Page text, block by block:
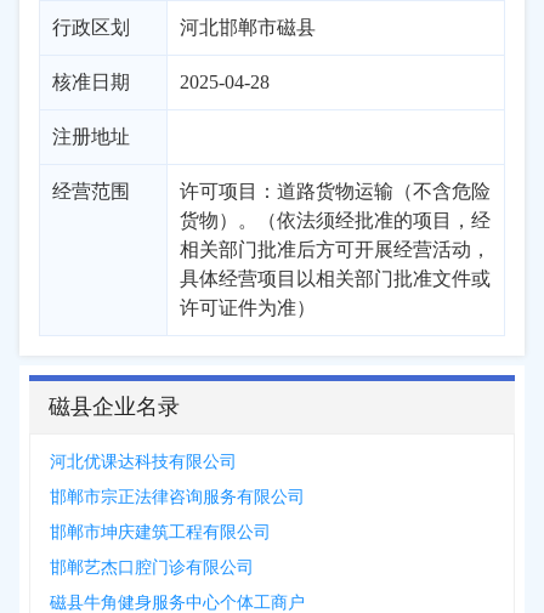
行政区划 河北邯郸市磁县
核准日期 2025-04-28
注册地址
经营范围
许可项目：道路货物运输（不含危险
货物）。（依法须经批准的项目，经
相关部门批准后方可开展经营活动，
具体经营项目以相关部门批准文件或
许可证件为准）
磁县企业名录
河北优课达科技有限公司
邯郸市宗正法律咨询服务有限公司
邯郸市坤庆建筑工程有限公司
邯郸艺杰口腔门诊有限公司
磁县牛角健身服务中心个体工商户